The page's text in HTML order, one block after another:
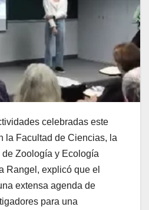
celebradas este
la Facultad de Ciencias, la
de Zoología y Ecología
Rangel, explicó que el
extensa agenda de
para una